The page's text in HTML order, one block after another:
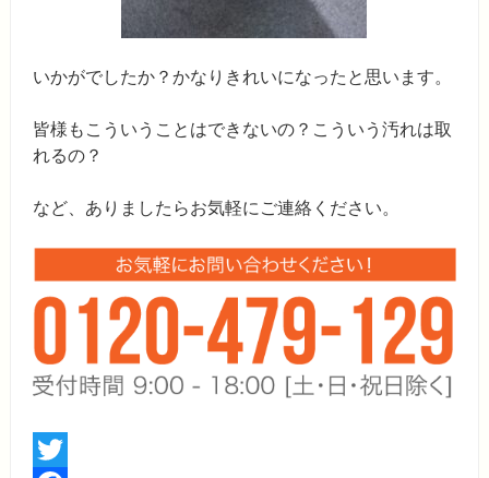
いかがでしたか？かなりきれいになったと思います。
皆様もこういうことはできないの？こういう汚れは取
れるの？
など、ありましたらお気軽にご連絡ください。